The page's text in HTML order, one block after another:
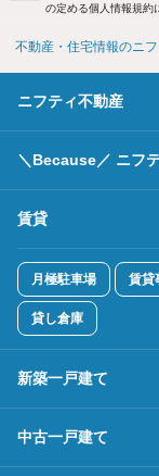
の定める個人情報規約
不動産・住宅情報のニ
ニフティ不動産
＼Because／ ニフ
賃貸
月極駐車場 賃貸
貸し倉庫
新築一戸建て
中古一戸建て